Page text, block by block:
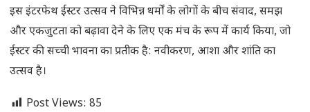
इस इंटरफेथ ईस्टर उत्सव ने विभिन्न धर्मों के लोगों के बीच संवाद, समझ
और एकजुटता को बढ़ावा देने के लिए एक मंच के रूप में कार्य किया, जो
ईस्टर की सच्ची भावना का प्रतीक है: नवीकरण, आशा और शांति का
उत्सव है।
Post Views: 85